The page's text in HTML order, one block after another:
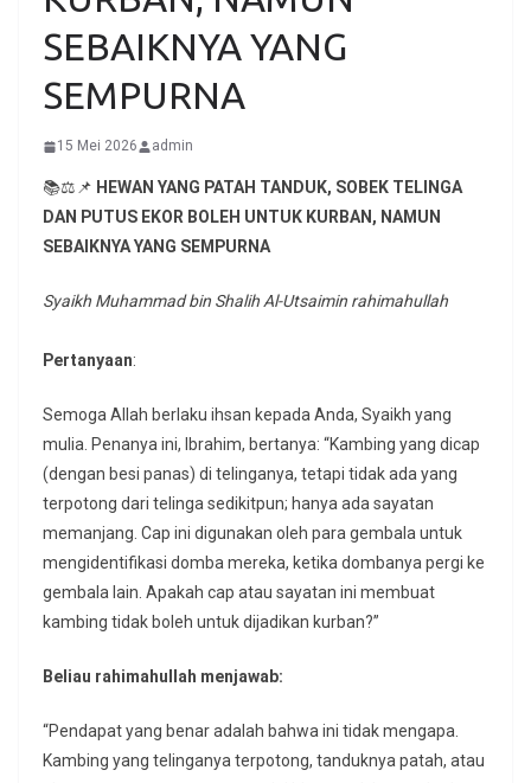
SEBAIKNYA YANG
SEMPURNA
15 Mei 2026 admin
📚⚖📌 HEWAN YANG PATAH TANDUK, SOBEK TELINGA
DAN PUTUS EKOR BOLEH UNTUK KURBAN, NAMUN
SEBAIKNYA YANG SEMPURNA
Syaikh Muhammad bin Shalih Al-Utsaimin rahimahullah
Pertanyaan:
Semoga Allah berlaku ihsan kepada Anda, Syaikh yang
mulia. Penanya ini, Ibrahim, bertanya: “Kambing yang dicap
(dengan besi panas) di telinganya, tetapi tidak ada yang
terpotong dari telinga sedikitpun; hanya ada sayatan
memanjang. Cap ini digunakan oleh para gembala untuk
mengidentifikasi domba mereka, ketika dombanya pergi ke
gembala lain. Apakah cap atau sayatan ini membuat
kambing tidak boleh untuk dijadikan kurban?”
Beliau rahimahullah menjawab:
“Pendapat yang benar adalah bahwa ini tidak mengapa.
Kambing yang telinganya terpotong, tanduknya patah, atau